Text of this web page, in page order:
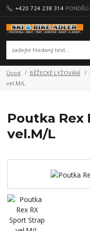
+420 724 238 314
Úvod BĚŽECKÉ LYŽOVÁNÍ
vel.M/L
Poutka Rex
vel.M/L